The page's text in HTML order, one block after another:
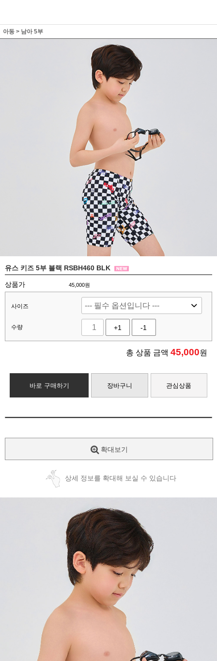
아동 > 남아 5부
유스 키즈 5부 블랙 RSBH460 BLK
상품가 45,000원
사이즈
수량 +1 -1
총 상품 금액 45,000원
바로 구매하기 장바구니 관심상품
확대보기
상세 정보를 확대해 보실 수 있습니다